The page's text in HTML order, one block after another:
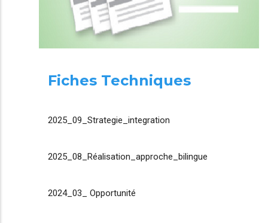
Fiches Techniques
2025_09_Strategie_integration
2025_08_Réalisation_approche_bilingue
2024_03_ Opportunité